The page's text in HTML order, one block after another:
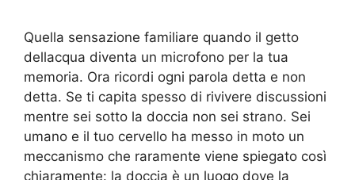
Quella sensazione familiare quando il getto
dellacqua diventa un microfono per la tua
memoria. Ora ricordi ogni parola detta e non
detta. Se ti capita spesso di rivivere discussioni
mentre sei sotto la doccia non sei strano. Sei
umano e il tuo cervello ha messo in moto un
meccanismo che raramente viene spiegato così
chiaramente: la doccia è un luogo dove la